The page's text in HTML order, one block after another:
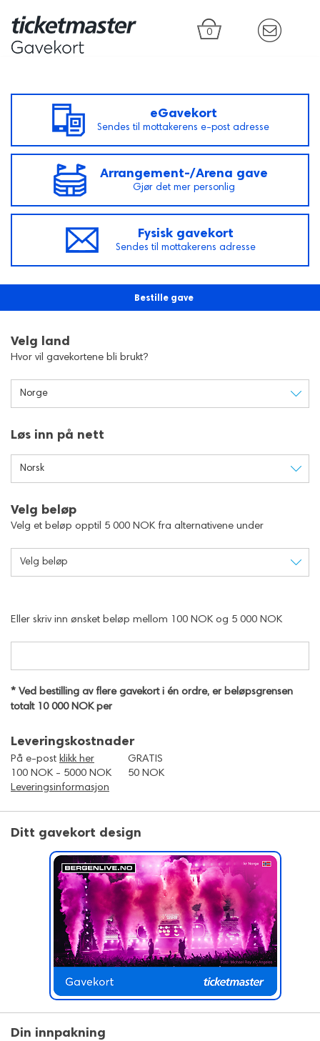
0
eGavekort
Sendes til mottakerens e-post adresse
Arrangement-/Arena gave
Gjør det mer personlig
Fysisk gavekort
Sendes til mottakerens adresse
Bestille gave
Velg land
Hvor vil gavekortene bli brukt?
Norge
Løs inn på nett
Norsk
Velg beløp
Velg et beløp opptil 5 000 NOK fra alternativene under
Velg beløp
Eller skriv inn ønsket beløp mellom 100 NOK og 5 000 NOK
* Ved bestilling av flere gavekort i én ordre, er beløpsgrensen
totalt 10 000 NOK per
Leveringskostnader
På e-post klikk her
GRATIS
100 NOK - 5000 NOK
50 NOK
Leveringsinformasjon
Ditt gavekort design
Din innpakning